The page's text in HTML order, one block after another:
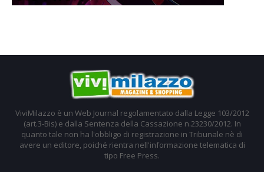
ViviMilazzo è un Web Journal regolamentato dalla Legge 103/2012
(art.3-Bis) e dalla Sentenza della Cassazione n.23230/2012. In
quanto tale non ha l'obbligo di registrazione in Tribunale nè di
avere un editore, poiché rientra nell'informazione telematica di
tipo Free Press.